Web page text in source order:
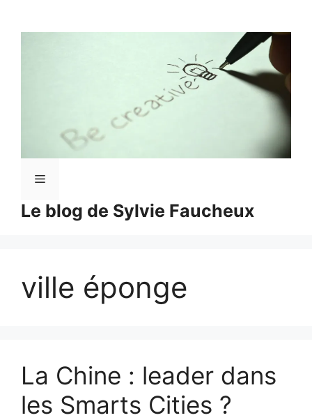
Le blog de Sylvie Faucheux
Menu
ville éponge
La Chine : leader dans
les Smarts Cities ?